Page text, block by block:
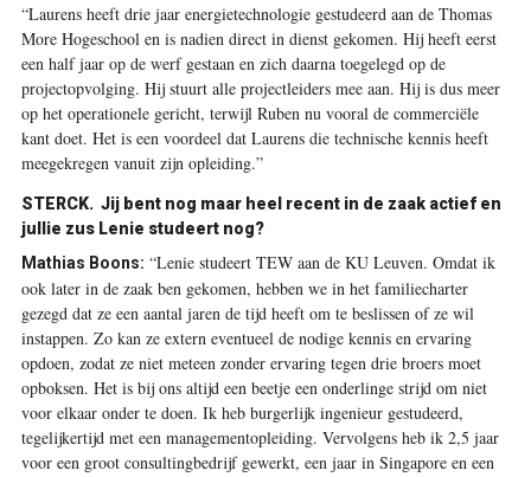
“Laurens heeft drie jaar energietechnologie gestudeerd aan de Thomas
More Hogeschool en is nadien direct in dienst gekomen. Hij heeft eerst
een half jaar op de werf gestaan en zich daarna toegelegd op de
projectopvolging. Hij stuurt alle projectleiders mee aan. Hij is dus meer
op het operationele gericht, terwijl Ruben nu vooral de commerciële
kant doet. Het is een voordeel dat Laurens die technische kennis heeft
meegekregen vanuit zijn opleiding.”
STERCK. Jij bent nog maar heel recent in de zaak actief en
jullie zus Lenie studeert nog?
Mathias Boons: “Lenie studeert TEW aan de KU Leuven. Omdat ik
ook later in de zaak ben gekomen, hebben we in het familiecharter
gezegd dat ze een aantal jaren de tijd heeft om te beslissen of ze wil
instappen. Zo kan ze extern eventueel de nodige kennis en ervaring
opdoen, zodat ze niet meteen zonder ervaring tegen drie broers moet
opboksen. Het is bij ons altijd een beetje een onderlinge strijd om niet
voor elkaar onder te doen. Ik heb burgerlijk ingenieur gestudeerd,
tegelijkertijd met een managementopleiding. Vervolgens heb ik 2,5 jaar
voor een groot consultingbedrijf gewerkt, een jaar in Singapore en een